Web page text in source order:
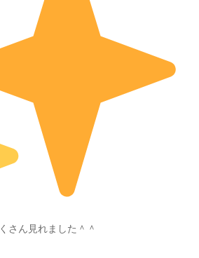
さん見れました＾＾